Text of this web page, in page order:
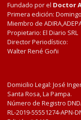
Fundado por el Doctor
Primera edición:
Miembro de
Propietario: El Diario SRL
Director Periodístico:
Walter René Goñi
Domicilio Legal: José
Santa Rosa, La Pampa.
Número de Registro
RL-2019-55551274-APN-